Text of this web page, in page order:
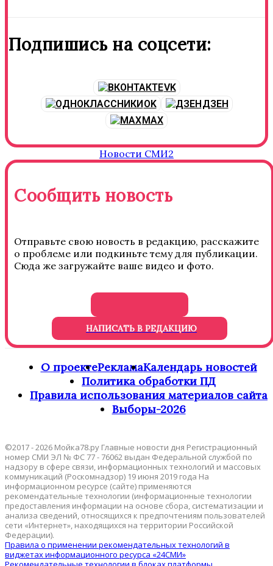
Подпишись на соцсети:
VK
OK
ДЗЕН
MAX
Новости СМИ2
Сообщить новость
Отправьте свою новость в редакцию, расскажите
о проблеме или подкиньте тему для публикации.
Сюда же загружайте ваше видео и фото.
НАПИСАТЬ В РЕДАКЦИЮ
О проектеРекламаКалендарь новостей
Политика обработки ПД
Правила использования материалов сайта
Выборы-2026
©2017 - 2026 Мойка78.ру Главные новости дня Регистрационный
номер СМИ ЭЛ № ФС 77 - 76062 выдан Федеральной службой по
надзору в сфере связи, информационных технологий и массовых
коммуникаций (Роскомнадзор) 19 июня 2019 года На
информационном ресурсе (сайте) применяются
рекомендательные технологии (информационные технологии
предоставления информации на основе сбора, систематизации и
анализа сведений, относящихся к предпочтениям пользователей
сети «Интернет», находящихся на территории Российской
Федерации).
Правила о применении рекомендательных технологий в
виджетах информационного ресурса «24СМИ»